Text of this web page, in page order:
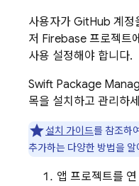
사용자가 GitHub 계정
저 Firebase 프로젝트
사용 설정해야 합니다.
Swift Package
목을 설치하고 관리하
설치 가이드를 참조하
추가하는 다양한 방법을
앱 프로젝트를